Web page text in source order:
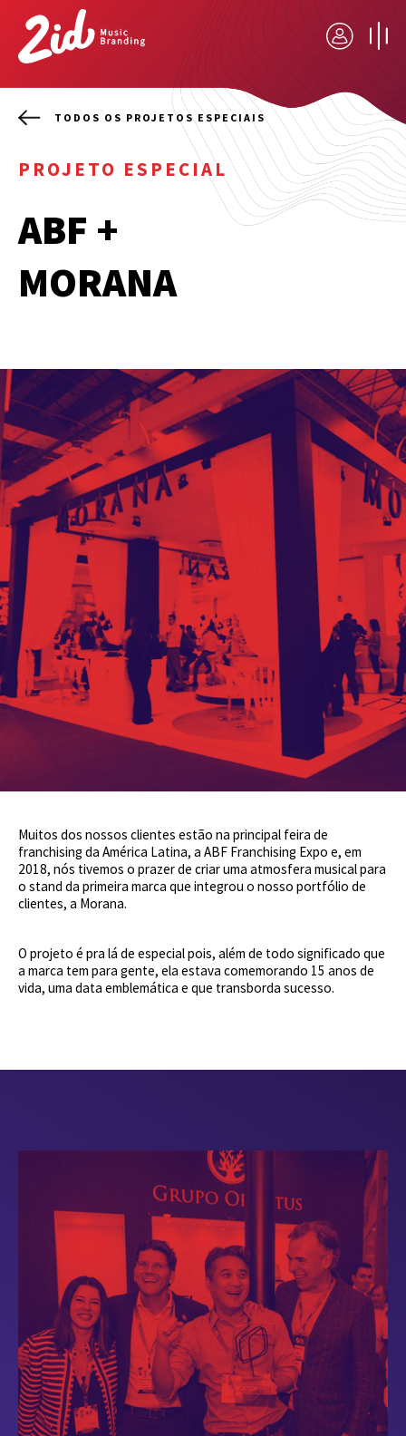
TODOS OS PROJETOS ESPECIAIS
PROJETO ESPECIAL
ABF +
MORANA
Muitos dos nossos clientes estão na principal feira de
franchising da América Latina, a ABF Franchising Expo e, em
2018, nós tivemos o prazer de criar uma atmosfera musical para
o stand da primeira marca que integrou o nosso portfólio de
clientes, a Morana.
O projeto é pra lá de especial pois, além de todo significado que
a marca tem para gente, ela estava comemorando 15 anos de
vida, uma data emblemática e que transborda sucesso.